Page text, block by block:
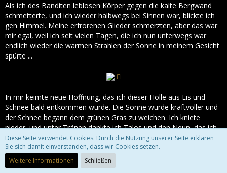
Als ich des Banditen leblosen Körper gegen die kalte Bergwand
schmetterte, und ich wieder halbwegs bei Sinnen war, blickte ich
gen Himmel. Meine erfrorenen Glieder schmerzten, aber das war
mir egal, weil ich seit vielen Tagen, die ich nun unterwegs war
endlich wieder die warmen Strahlen der Sonne in meinem Gesicht
spürte ...
In mir keimte neue Hoffnung, das ich dieser Hölle aus Eis und
Schnee bald entkommen würde. Die Sonne wurde kraftvoller und
der Schnee begann dem grünen Gras zu weichen. Ich kniete
nieder, und unter Tränen dankte ich Talos und den Neun, das ich
dieses eisige Grab nicht erleben musste, verloren in einem Haufen
aus Schnee, kaltem Fels und dem Tod, der auf mich wartete...
Die Landschaft wurde wieder farbenfroh, und ich konnte seit
langem wieder aufatmen... Ein Minotaurus kreuzte meinen Weg.
Diese Seite verwendet Cookies. Durch die Nutzung unserer Seite erklären
Sie sich damit einverstanden, dass wir Cookies setzen.
Weitere Informationen
Schließen